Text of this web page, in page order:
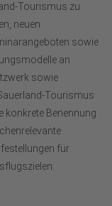
Tourismus zu
neuen
sowie
an
sowie
Tourismus
konkrete Benennung
für